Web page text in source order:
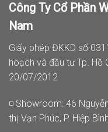
Công Ty Cổ Phần
Nam
Giấy phép ĐKKD số
hoạch và đầu tư Tp. Hồ
20/07/2012
◽ Showroom: 46
thị Vạn Phúc, P. Hiệp